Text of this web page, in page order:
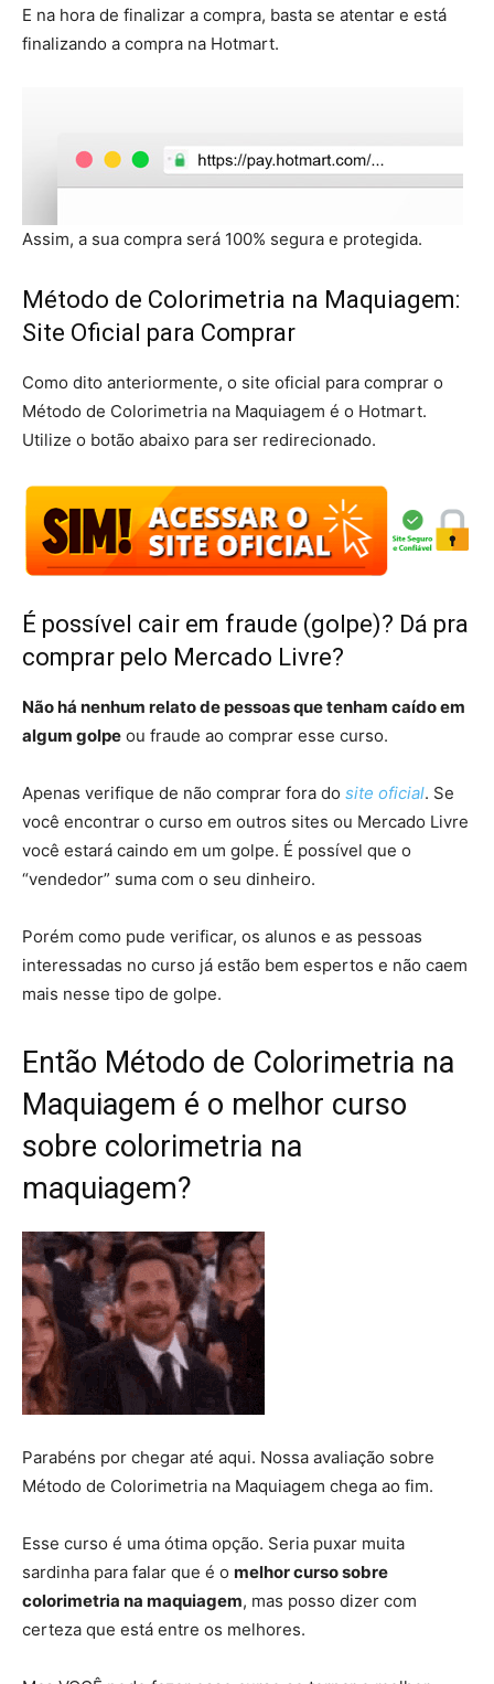
E na hora de finalizar a compra, basta se atentar e está
finalizando a compra na Hotmart.
Assim, a sua compra será 100% segura e protegida.
Método de Colorimetria na Maquiagem:
Site Oficial para Comprar
Como dito anteriormente, o site oficial para comprar o
Método de Colorimetria na Maquiagem é o Hotmart.
Utilize o botão abaixo para ser redirecionado.
É possível cair em fraude (golpe)? Dá pra
comprar pelo Mercado Livre?
Não há nenhum relato de pessoas que tenham caído em
algum golpe ou fraude ao comprar esse curso.
Apenas verifique de não comprar fora do site oficial. Se
você encontrar o curso em outros sites ou Mercado Livre
você estará caindo em um golpe. É possível que o
“vendedor” suma com o seu dinheiro.
Porém como pude verificar, os alunos e as pessoas
interessadas no curso já estão bem espertos e não caem
mais nesse tipo de golpe.
Então Método de Colorimetria na
Maquiagem é o melhor curso
sobre colorimetria na
maquiagem?
Parabéns por chegar até aqui. Nossa avaliação sobre
Método de Colorimetria na Maquiagem chega ao fim.
Esse curso é uma ótima opção. Seria puxar muita
sardinha para falar que é o melhor curso sobre
colorimetria na maquiagem, mas posso dizer com
certeza que está entre os melhores.